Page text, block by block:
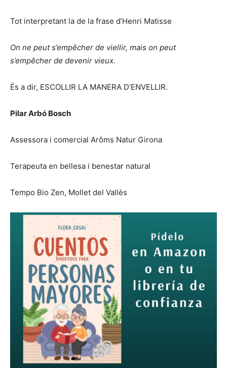
Tot interpretant la de la frase d’Henri Matisse
On ne peut s’empêcher de viellir, mais on peut
s’empêcher de devenir vieux.
És a dir, ESCOLLIR LA MANERA D’ENVELLIR.
Pilar Arbó Bosch
Assessora i comercial Arôms Natur Girona
Terapeuta en bellesa i benestar natural
Tempo Bio Zen, Mollet del Vallès